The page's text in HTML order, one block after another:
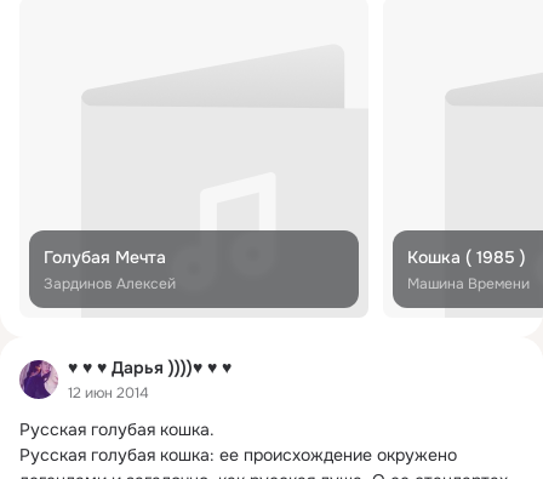
Голубая Мечта
Зардинов Алексей
Кошка ( 1985 )
Машина Времени
♥ ♥ ♥ Дарья ))))♥ ♥ ♥
12 июн 2014
Русская голубая кошка.
Русская голубая кошка: ее происхождение окружено